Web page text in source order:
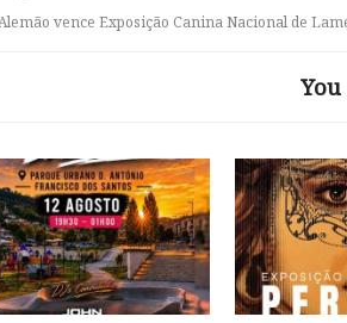
vence Exposição Canina Nacional de